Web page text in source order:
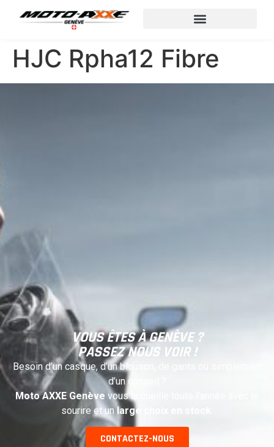
HJC Rpha12 Fibre
VOUS ÊTES À GENÈVE ?
PASSEZ NOUS VOIR !
Besoin d’un casque, d’un blouson, de gants ou simplement
d’un conseil ?
Moto AXXE Genève vous accueille toute l’année avec le
sourire et unlarge choix en stock
CONTACTEZ-NOUS